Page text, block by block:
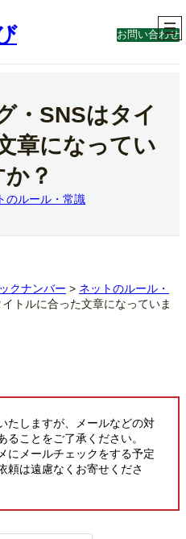
お問い合わせ
・SNSはタイ
章になってい
か？
のルール・常識
クナンバー > ネットのルール・
トルに合った文章になっていま
たしますが、メールなどの対
ることをご了承ください。
にメールチェックをする予定
頼は遠慮なくお寄せくださ